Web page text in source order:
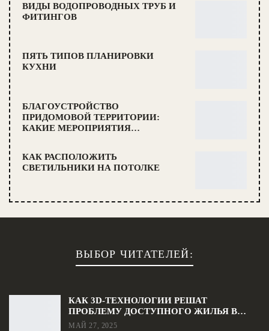
ВИДЫ ВОДОПРОВОДНЫХ ТРУБ И
ФИТИНГОВ
ПЯТЬ ТИПОВ ПЛАНИРОВКИ
КУХНИ
БЛАГОУСТРОЙСТВО
ПРИДОМОВОЙ ТЕРРИТОРИИ:
КАКИЕ МЕРОПРИЯТИЯ…
КАК РАСПОЛОЖИТЬ
СВЕТИЛЬНИКИ НА ПОТОЛКЕ
ВЫБОР ЧИТАТЕЛЕЙ:
КАК 3D-ТЕХНОЛОГИИ РЕШАТ
ПРОБЛЕМУ ДОСТУПНОГО ЖИЛЬЯ В…
МАЙ 27, 2025